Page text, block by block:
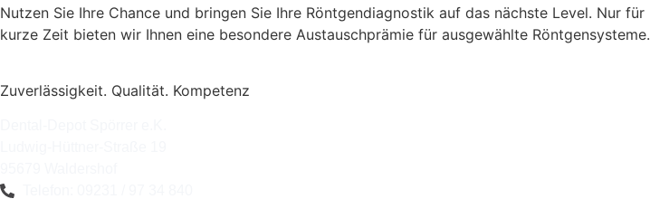
Nutzen Sie Ihre Chance und bringen Sie Ihre Röntgendiagnostik auf das nächste Level. Nur für
kurze Zeit bieten wir Ihnen eine besondere Austauschprämie für ausgewählte Röntgensysteme.
Zuverlässigkeit. Qualität. Kompetenz